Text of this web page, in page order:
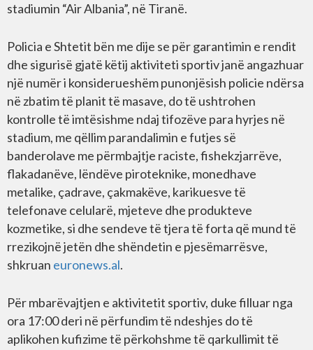
stadiumin “Air Albania”, në Tiranë.
Policia e Shtetit bën me dije se për garantimin e rendit
dhe sigurisë gjatë këtij aktiviteti sportiv janë angazhuar
një numër i konsiderueshëm punonjësish policie ndërsa
në zbatim të planit të masave, do të ushtrohen
kontrolle të imtësishme ndaj tifozëve para hyrjes në
stadium, me qëllim parandalimin e futjes së
banderolave me përmbajtje raciste, fishekzjarrëve,
flakadanëve, lëndëve piroteknike, monedhave
metalike, çadrave, çakmakëve, karikuesve të
telefonave celularë, mjeteve dhe produkteve
kozmetike, si dhe sendeve të tjera të forta që mund të
rrezikojnë jetën dhe shëndetin e pjesëmarrësve,
shkruan euronews.al.
Për mbarëvajtjen e aktivitetit sportiv, duke filluar nga
ora 17:00 deri në përfundim të ndeshjes do të
aplikohen kufizime të përkohshme të qarkullimit të